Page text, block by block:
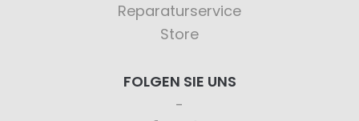
Reparaturservice
Store
FOLGEN SIE UNS